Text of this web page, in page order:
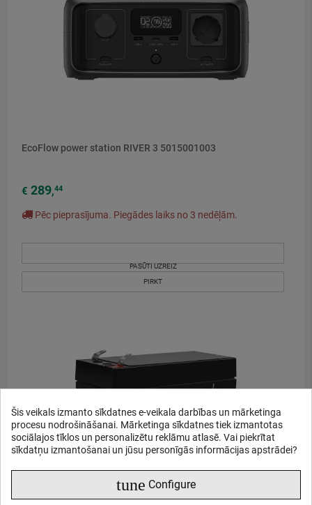
Šis veikals izmanto sīkdatnes e-veikala darbības un mārketinga
procesu nodrošināšanai. Mārketinga sīkdatnes tiek izmantotas
sociālajos tīklos un personalizētu reklāmu atlasē. Vai piekrītat
sīkdatņu izmantošanai un jūsu personīgās informācijas apstrādei?
tune Configure
EcoFlow power station RIVER 3 5015001003
€ 289,44
Pēc pieprasījuma. Piegādes laiks no 3 nedēļām.
PASŪTI UZREIZ
PIRKT